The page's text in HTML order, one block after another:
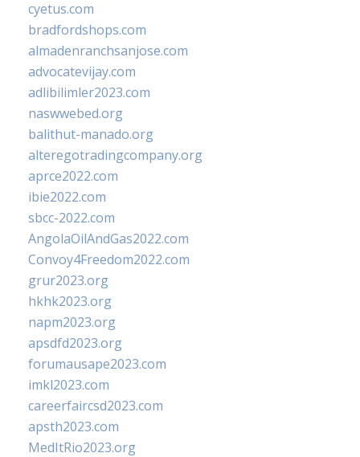
cyetus.com
bradfordshops.com
almadenranchsanjose.com
advocatevijay.com
adlibilimler2023.com
naswwebed.org
balithut-manado.org
alteregotradingcompany.org
aprce2022.com
ibie2022.com
sbcc-2022.com
AngolaOilAndGas2022.com
Convoy4Freedom2022.com
grur2023.org
hkhk2023.org
napm2023.org
apsdfd2023.org
forumausape2023.com
imkl2023.com
careerfaircsd2023.com
apsth2023.com
MedItRio2023.org